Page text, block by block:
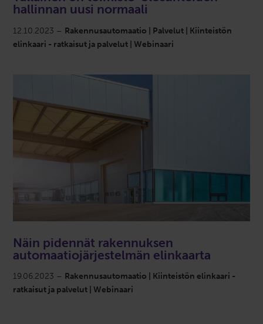
hallinnan uusi normaali
12.10.2023 – Rakennusautomaatio | Palvelut | Kiinteistön
elinkaari - ratkaisut ja palvelut | Webinaari
Näin pidennät rakennuksen
automaatiojärjestelmän elinkaarta
19.06.2023 – Rakennusautomaatio | Kiinteistön elinkaari -
ratkaisut ja palvelut | Webinaari